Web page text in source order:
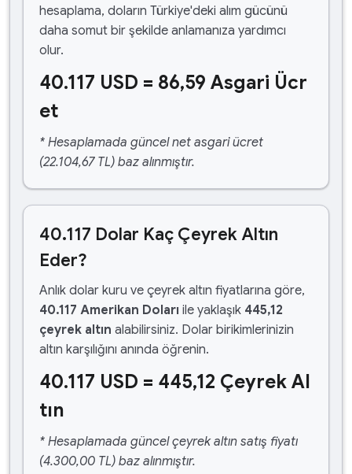
hesaplama, doların Türkiye'deki alım gücünü
daha somut bir şekilde anlamanıza yardımcı
olur.
40.117 USD = 86,59 Asgari Ücr
et
* Hesaplamada güncel net asgari ücret
(22.104,67 TL) baz alınmıştır.
40.117 Dolar Kaç Çeyrek Altın
Eder?
Anlık dolar kuru ve çeyrek altın fiyatlarına göre,
40.117 Amerikan Doları ile yaklaşık 445,12
çeyrek altın alabilirsiniz. Dolar birikimlerinizin
altın karşılığını anında öğrenin.
40.117 USD = 445,12 Çeyrek Al
tın
* Hesaplamada güncel çeyrek altın satış fiyatı
(4.300,00 TL) baz alınmıştır.